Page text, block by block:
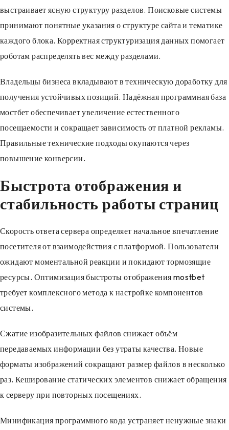
выстраивает ясную структуру разделов. Поисковые системы
принимают понятные указания о структуре сайта и тематике
каждого блока. Корректная структуризация данных помогает
роботам распределять вес между разделами.
Владельцы бизнеса вкладывают в техническую доработку для
получения устойчивых позиций. Надёжная программная база
мостбет обеспечивает увеличение естественного
посещаемости и сокращает зависимость от платной рекламы.
Правильные технические подходы окупаются через
повышение конверсии.
Быстрота отображения и
стабильность работы страниц
Скорость ответа сервера определяет начальное впечатление
посетителя от взаимодействия с платформой. Пользователи
ожидают моментальной реакции и покидают тормозящие
ресурсы. Оптимизация быстроты отображения mostbet
требует комплексного метода к настройке компонентов
системы.
Сжатие изобразительных файлов снижает объём
передаваемых информации без утраты качества. Новые
форматы изображений сокращают размер файлов в несколько
раз. Кеширование статических элементов снижает обращения
к серверу при повторных посещениях.
Минификация программного кода устраняет ненужные знаки